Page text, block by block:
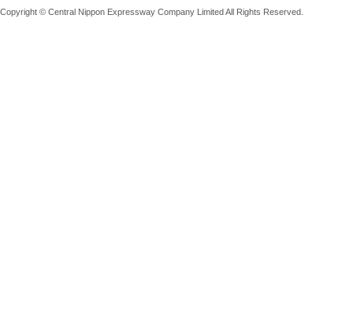
Copyright © Central Nippon Expressway Company Limited All Rights Reserved.